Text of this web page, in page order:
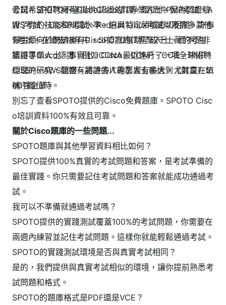
公司希望招聘擁有Cisco認證的IT專業人士，因為認證驗
證了你的技能和知識水準，這與特定領域密切相關。許多
僱主傾向於聘請擁有Cisco認證的IT專業人士，而不是非
認證專業人士。事實上，Cisco最近進行了一項全球招聘
經理的研究，觀察有認證的人的影響有多大，尤其是在填
補IT職位時。
考試。SPOTO不僅提供Cisco認證，還提供PMP考試、A
WS考試、CISSP考試、RedHat Linux考試以及許多其他I
T考試。在過去18年中，SPOTO幫助了成千上萬的考生
獲得了Cisco認證，例如CCNA、CCNP、CCIE、PMP、
CISSP、AWS認證，將許多IT專業人士輸送到《財富》5
00強企業。
別忘了查看SPOTO提供的Cisco免費題庫。SPOTO Cisc
o培訓資料100%有效且可靠。
關於Cisco題庫的一些問題...
SPOTO題庫與其他學習資料相比如何？
SPOTO提供100%真實的考試問題和答案，是考試準備的
最佳實踐。你只需要記住考試問題和答案就能成功通過考
試。
我可以不準備就通過考試嗎？
SPOTO提供的實踐測試覆蓋100%的考試問題，你需要在
兩週內練習並記住考試問題。這樣你就能輕鬆通過考試。
SPOTO的實踐測試環境是否與真實考試相同？
是的，我們提供與真實考試相似的環境，讓你提前熟悉考
試問題和格式。
SPOTO的題庫格式是PDF還是VCE？